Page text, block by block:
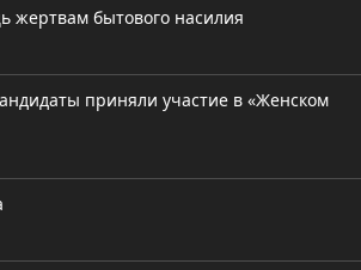
жертвам бытового насилия
приняли участие в «Женском